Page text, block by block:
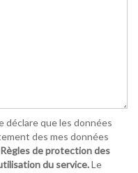
déclare que les données
des mes données
Règles de protection des
du service.